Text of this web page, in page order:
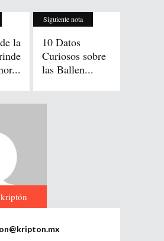
la
Siguiente nota
10 Datos
Curiosos sobre
las Ballen...